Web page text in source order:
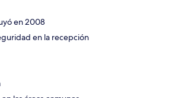
en 2008
en la recepción